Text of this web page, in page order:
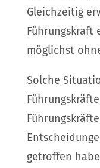
Gleichzeitig
Führungskraft
möglichst
Solche
getroffen